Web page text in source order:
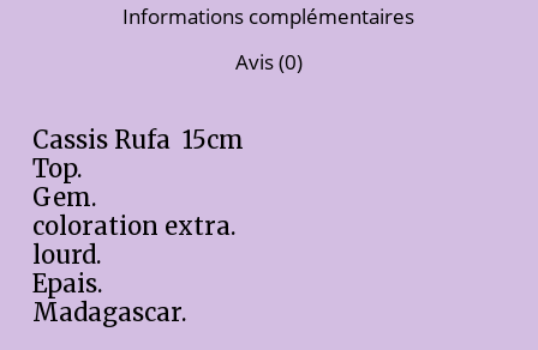
Informations complémentaires
Avis (0)
Cassis Rufa 15cm
Top.
Gem.
coloration extra.
lourd.
Epais.
Madagascar.